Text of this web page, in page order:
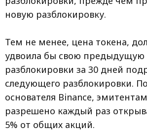
новую разблокировку.
Тем не менее, цена токена,
удвоила бы свою предыдущую
разблокировки за 30 дней
следующего разблокировки.
основателя Binance,
разрешено каждый раз
5% от общих акций.